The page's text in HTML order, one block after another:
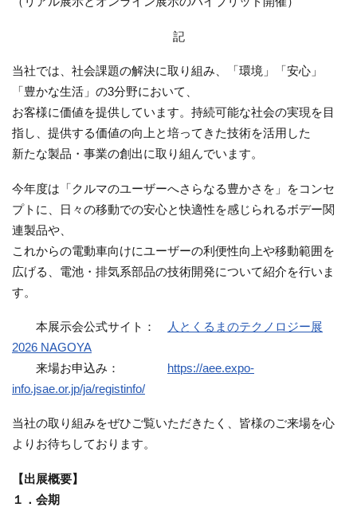
記
当社では、社会課題の解決に取り組み、「環境」「安心」
「豊かな生活」の3分野において、
お客様に価値を提供しています。持続可能な社会の実現を目
指し、提供する価値の向上と培ってきた技術を活用した
新たな製品・事業の創出に取り組んでいます。
今年度は「クルマのユーザーへさらなる豊かさを」をコンセ
プトに、日々の移動での安心と快適性を感じられるボデー関
連製品や、
これからの電動車向けにユーザーの利便性向上や移動範囲を
広げる、電池・排気系部品の技術開発について紹介を行いま
す。
本展示会公式サイト：
人とくるまのテクノロジー展
2026 NAGOYA
来場お申込み：
https://aee.expo-
info.jsae.or.jp/ja/registinfo/
当社の取り組みをぜひご覧いただきたく、皆様のご来場を心
よりお待ちしております。
【出展概要】
１．会期